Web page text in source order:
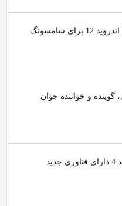
Verizon ارائه به‌روزرسانی اندروید 12 برای سامسونگ
گوینده و خواننده جوان
آیفون 14 و گلکسی زد فولد 4 دارای فناوری جدید